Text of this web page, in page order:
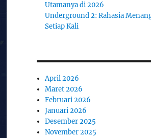
Utamanya di 2026
Underground 2: Rahasia
Setiap Kali
April 2026
Maret 2026
Februari 2026
Januari 2026
Desember 2025
November 2025